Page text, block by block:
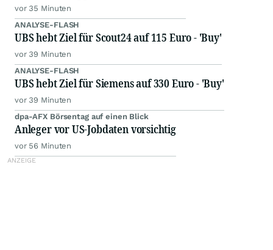
vor 35 Minuten
ANALYSE-FLASH
UBS hebt Ziel für Scout24 auf 115 Euro - 'Buy'
vor 39 Minuten
ANALYSE-FLASH
UBS hebt Ziel für Siemens auf 330 Euro - 'Buy'
vor 39 Minuten
dpa-AFX Börsentag auf einen Blick
Anleger vor US-Jobdaten vorsichtig
vor 56 Minuten